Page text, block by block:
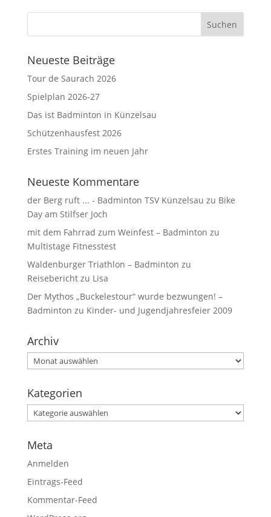
Neueste Beiträge
Tour de Saurach 2026
Spielplan 2026-27
Das ist Badminton in Künzelsau
Schützenhausfest 2026
Erstes Training im neuen Jahr
Neueste Kommentare
der Berg ruft ... - Badminton TSV Künzelsau zu Bike
Day am Stilfser Joch
mit dem Fahrrad zum Weinfest – Badminton zu
Multistage Fitnesstest
Waldenburger Triathlon – Badminton zu
Reisebericht zu Lisa
Der Mythos „Buckelestour“ wurde bezwungen! –
Badminton zu Kinder- und Jugendjahresfeier 2009
Archiv
Kategorien
Meta
Anmelden
Eintrags-Feed
Kommentar-Feed